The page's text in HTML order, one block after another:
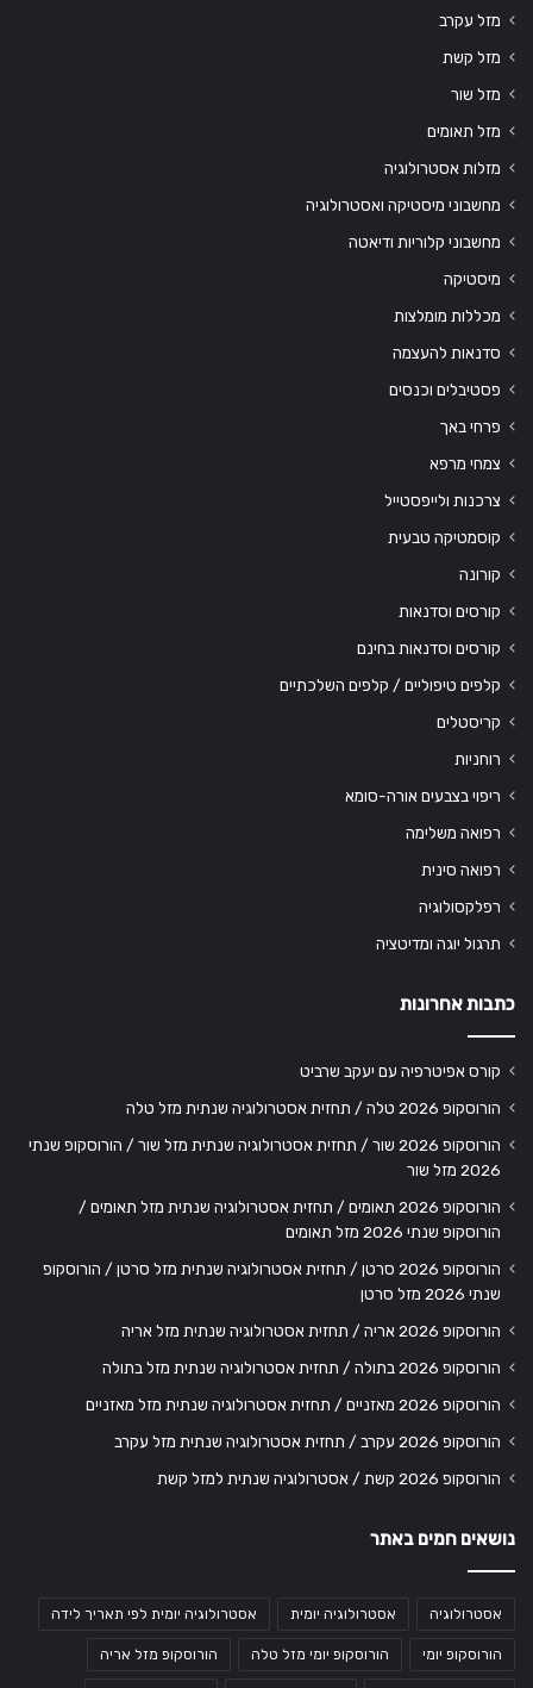
מזל עקרב
מזל קשת
מזל שור
מזל תאומים
מזלות אסטרולוגיה
מחשבוני מיסטיקה ואסטרולוגיה
מחשבוני קלוריות ודיאטה
מיסטיקה
מכללות מומלצות
סדנאות להעצמה
פסטיבלים וכנסים
פרחי באך
צמחי מרפא
צרכנות ולייפסטייל
קוסמטיקה טבעית
קורונה
קורסים וסדנאות
קורסים וסדנאות בחינם
קלפים טיפוליים / קלפים השלכתיים
קריסטלים
רוחניות
ריפוי בצבעים אורה-סומא
רפואה משלימה
רפואה סינית
רפלקסולוגיה
תרגול יוגה ומדיטציה
כתבות אחרונות
קורס אפיטרפיה עם יעקב שרביט
הורוסקופ 2026 טלה / תחזית אסטרולוגיה שנתית מזל טלה
הורוסקופ 2026 שור / תחזית אסטרולוגיה שנתית מזל שור / הורוסקופ שנתי
2026 מזל שור
הורוסקופ 2026 תאומים / תחזית אסטרולוגיה שנתית מזל תאומים /
הורוסקופ שנתי 2026 מזל תאומים
הורוסקופ 2026 סרטן / תחזית אסטרולוגיה שנתית מזל סרטן / הורוסקופ
שנתי 2026 מזל סרטן
הורוסקופ 2026 אריה / תחזית אסטרולוגיה שנתית מזל אריה
הורוסקופ 2026 בתולה / תחזית אסטרולוגיה שנתית מזל בתולה
הורוסקופ 2026 מאזניים / תחזית אסטרולוגיה שנתית מזל מאזניים
הורוסקופ 2026 עקרב / תחזית אסטרולוגיה שנתית מזל עקרב
הורוסקופ 2026 קשת / אסטרולוגיה שנתית למזל קשת
נושאים חמים באתר
אסטרולוגיה אסטרולוגיה יומית אסטרולוגיה יומית לפי תאריך לידה
הורוסקופ יומי הורוסקופ יומי מזל טלה הורוסקופ מזל אריה